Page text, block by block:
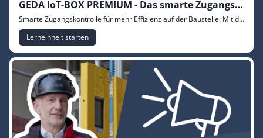
GEDA IoT-BOX PREMIUM - Das smarte Zugangssystem
Smarte Zugangskontrolle für mehr Effizienz auf der Baustelle: Mit dem integrierten Zugangssystem der GEDA IoT-BOX PREMIUM steuern Sie Benutzer schnell, zentral und besonders komfortabel. Über GEDA CENTRAL lassen sich Zugänge flexibel aktivieren und konfigurieren – ganz ohne zusätzliche Softwareinstallation. Das reduziert den Aufwand vor Ort, verschlankt Prozesse und spart spürbar Zeit und Kosten. Jetzt mehr erfahren und intelligente Baustellenprozesse neu denken.
Lerneinheit starten